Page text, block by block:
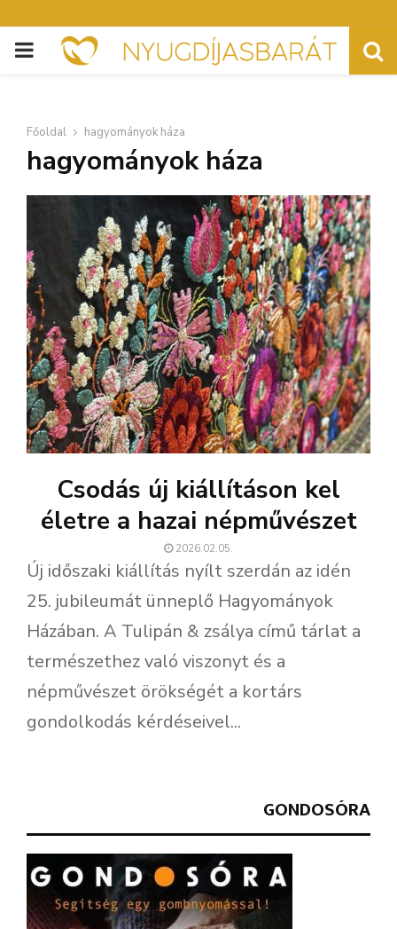
PRIMARY
Főoldal hagyományok háza
hagyományok háza
Csodás új kiállításon kel
életre a hazai népművészet
2026.02.05.
Új időszaki kiállítás nyílt szerdán az idén
25. jubileumát ünneplő Hagyományok
Házában. A Tulipán & zsálya című tárlat a
természethez való viszonyt és a
népművészet örökségét a kortárs
gondolkodás kérdéseivel...
GONDOSÓRA